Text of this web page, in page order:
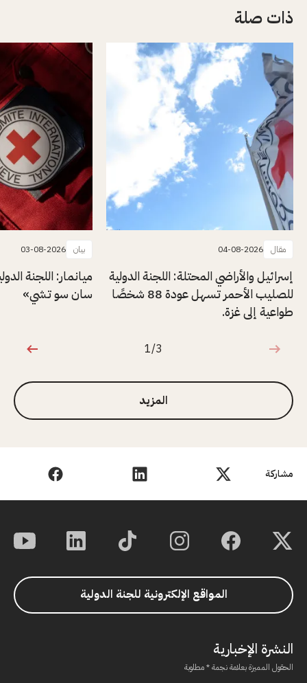
مشاركة
ذات صلة
مقال 04-08-2026
إسرائيل والأراضي المحتلة: اللجنة الدولية
للصليب الأحمر تسهل عودة 88 شخصًا
طواعية إلى غزة.
بيان 03-08-2026
ميانمار: اللجنة
سان سو تشي»
1 من 3
1/3
المزيد
المواقع الإلكترونية للجنة الدولية
النشرة الإخبارية
الحقول المميزة بعلامة نجمة * مطلوبة